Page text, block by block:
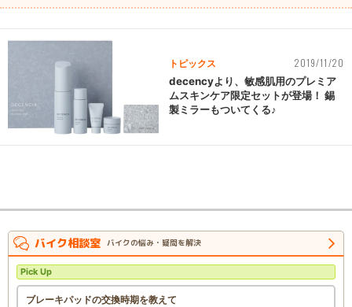
トピックス 2019/11/20
decencyより、敏感肌用のプレミア
ムスキンケア限定セットが登場！ 錫
製ミラーもついてくる♪
バイク相談室 バイクの悩み・疑問を解決
Pick Up
ブレーキパッドの交換時期を教えて